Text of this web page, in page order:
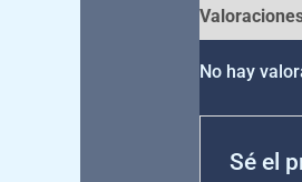
No hay
Sé el